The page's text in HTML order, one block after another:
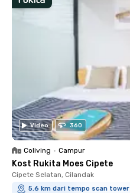
Video 360
Coliving • Campur
Kost Rukita Moes Cipete
Cipete Selatan, Cilandak
5.6 km dari tempo scan tower